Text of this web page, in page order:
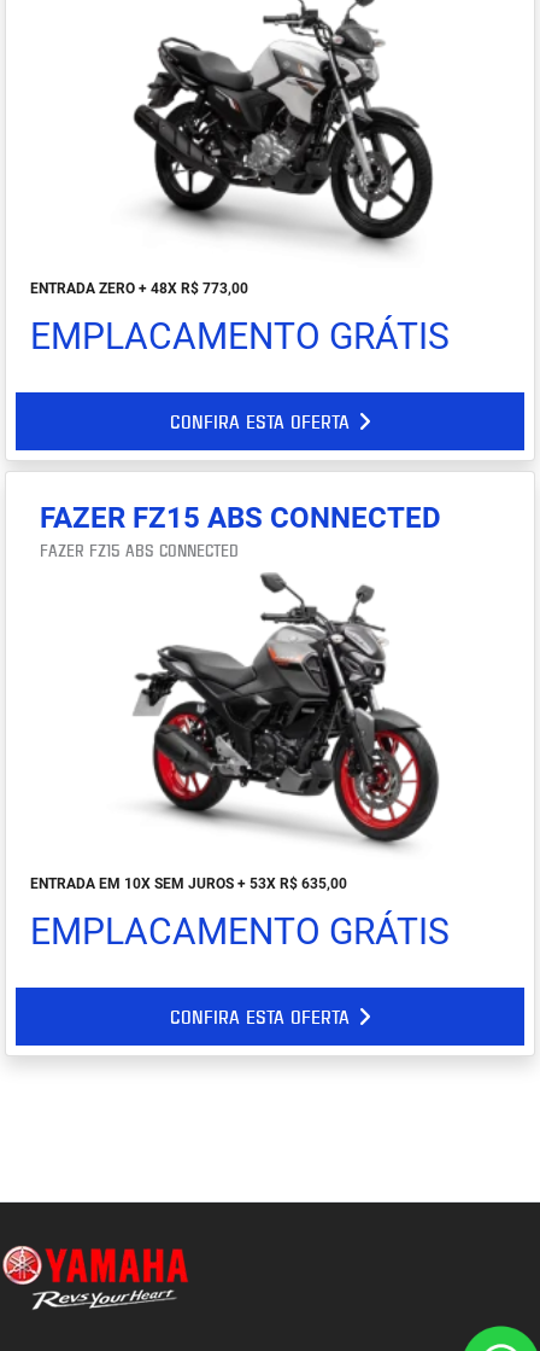
ENTRADA ZERO + 48X R$ 773,00
EMPLACAMENTO GRÁTIS
CONFIRA ESTA OFERTA
FAZER FZ15 ABS CONNECTED
FAZER FZ15 ABS CONNECTED
ENTRADA EM 10X SEM JUROS + 53X R$ 635,00
EMPLACAMENTO GRÁTIS
CONFIRA ESTA OFERTA